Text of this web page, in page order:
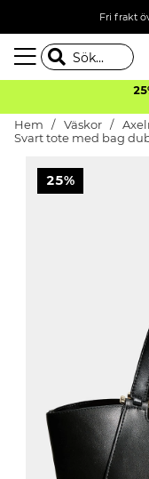
Fri frakt
Hem Väskor
Svart tote med bag
25%